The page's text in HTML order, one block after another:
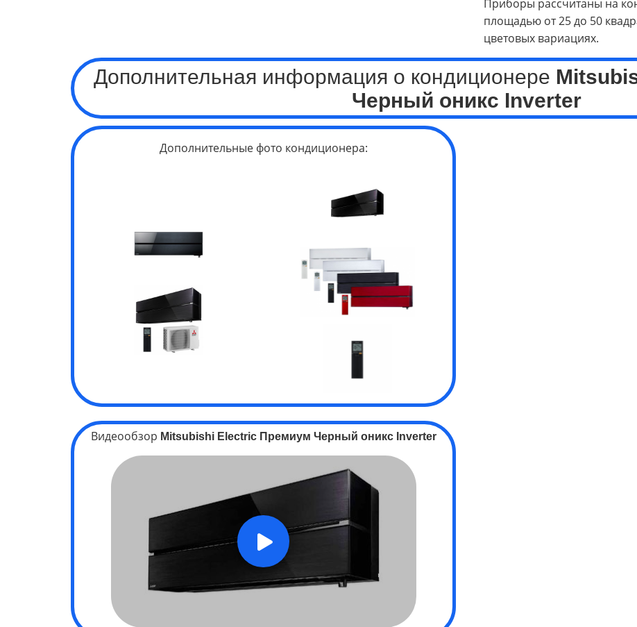
Приборы рассчитаны на
площадью от 25 до 50
цветовых вариациях.
Дополнительная информация о кондиционере
Черный оникс Inverter
Дополнительные фото кондиционера:
Видеообзор Mitsubishi Electric Премиум Черный оникс Inverter